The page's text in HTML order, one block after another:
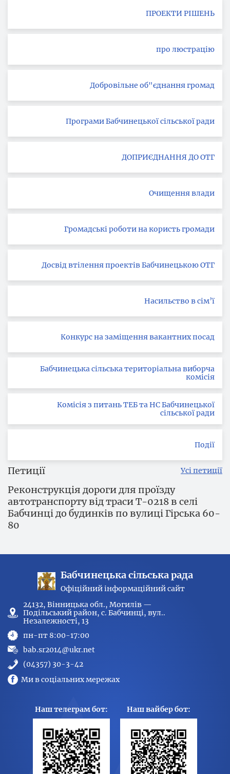
ПРОЕКТИ РІШЕНЬ
про люстрацію
Добровільне об"єднання громад
Програми Бабчинецької сільської ради
ДОПРИЄДНАННЯ ДО ОТГ
Очищення влади
Громадські роботи на користь громади
Досвід втілення проектів Бабчинецькою ОТГ
Насильство в сім’ї
Конкурс на заміщення вакантних посад
Бабчинецька сільська територіальна виборча
комісія
Комісія з питань ТЕБ та НС Бабчинецької
сільської ради
Події
Петиції Усі петиції
Реконструкція дороги для проїзду
автотранспорту від траси Т-0218 в селі
Бабчинці до будинків по вулиці Гірська 60-
80
Бабчинецька сільська рада
Офіційний інформаційний сайт
24132, Вінницька обл., Могилів —
Подільський район, с. Бабчинці, вул..
Незалежності, 13
пн-пт 8:00-17:00
bab.sr2014@ukr.net
(04357) 30-3-42
Ми в соціальних мережах
Наш телеграм бот: Наш вайбер бот: